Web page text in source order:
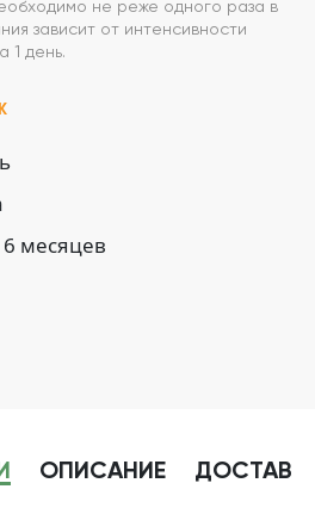
не реже одного раза в
зависит от интенсивности
1 день.
6 месяцев
ОПИСАНИЕ